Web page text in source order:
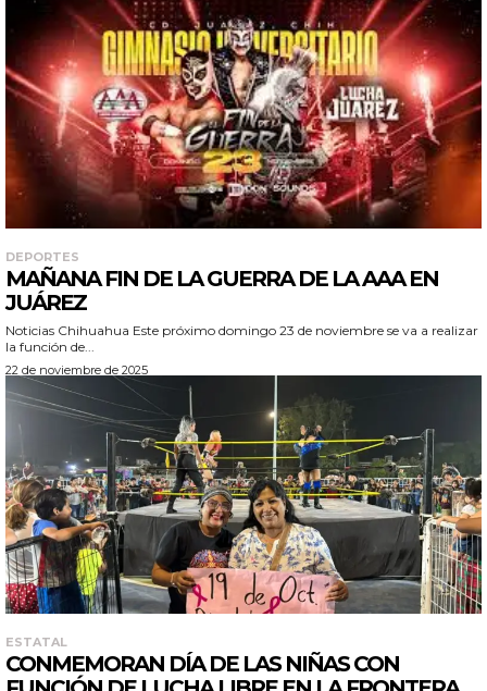
DEPORTES
MAÑANA FIN DE LA GUERRA DE LA AAA EN
JUÁREZ
Noticias Chihuahua Este próximo domingo 23 de noviembre se va a realizar
la función de...
22 de noviembre de 2025
ESTATAL
CONMEMORAN DÍA DE LAS NIÑAS CON